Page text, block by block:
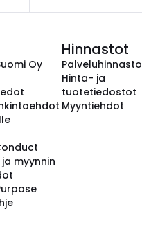
Oy
myynnin
Hinnastot
Palveluhinnasto
Hinta- ja
tuotetiedostot
Myyntiehdot